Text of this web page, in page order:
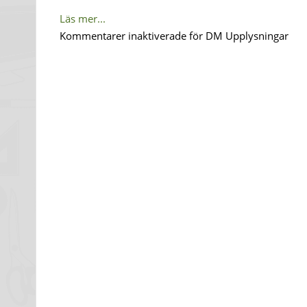
Läs mer...
Kommentarer inaktiverade för DM Upplysningar